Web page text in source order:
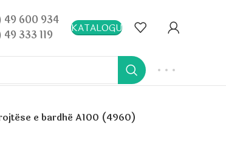
600 934
333 119
KATALOGU
e bardhë A100 (4960)